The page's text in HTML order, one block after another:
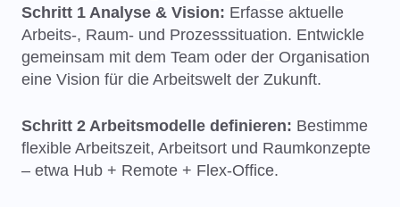
Schritt 1 Analyse & Vision: Erfasse aktuelle
Arbeits-, Raum- und Prozesssituation. Entwickle
gemeinsam mit dem Team oder der Organisation
eine Vision für die Arbeitswelt der Zukunft.
Schritt 2 Arbeitsmodelle definieren: Bestimme
flexible Arbeitszeit, Arbeitsort und Raumkonzepte
– etwa Hub + Remote + Flex-Office.